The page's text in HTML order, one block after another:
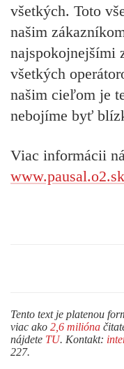
všetkých. Toto
našim
najspokojnejšími
všetkých
našim cieľom je
nebojíme byť
Viac informácii
www.pausal.o2.sk
Tento text je platenou
viac ako 2,6 milióna
nájdete TU. Kontakt:
227.